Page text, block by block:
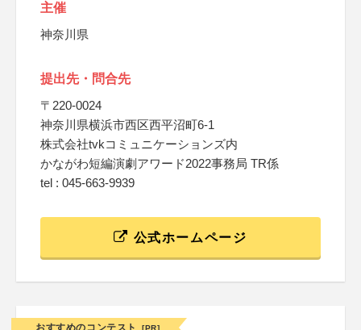
主催
神奈川県
提出先・問合先
〒220-0024
神奈川県横浜市西区西平沼町6-1
株式会社tvkコミュニケーションズ内
かながわ短編演劇アワード2022事務局 TR係
tel : 045-663-9939
公式ホームページ
おすすめのコンテスト [PR]